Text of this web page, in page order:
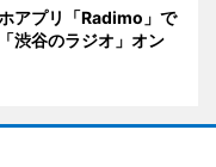
アプリ「Radimo」で
渋谷のラジオ」オン